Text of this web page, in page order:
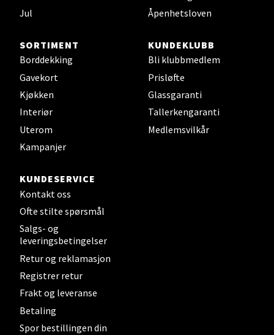
Jul
Åpenhetsloven
SORTIMENT
Borddekking
Gavekort
Kjøkken
Interiør
Uterom
Kampanjer
KUNDEKLUBB
Bli klubbmedlem
Prisløfte
Glassgaranti
Tallerkengaranti
Medlemsvilkår
KUNDESERVICE
Kontakt oss
Ofte stilte spørsmål
Salgs- og
leveringsbetingelser
Retur og reklamasjon
Registrer retur
Frakt og leveranse
Betaling
Spor bestillingen din
Steinkjer - Thon Senter Steinkjer
Sjøfartsgata 2, 7714 Steinkjer
Åpent i dag 10-20
0 i butikk
Leirvik - Stord
Torgbakken 2, 5401 Stord
Åpent i dag 10-17
0 i butikk